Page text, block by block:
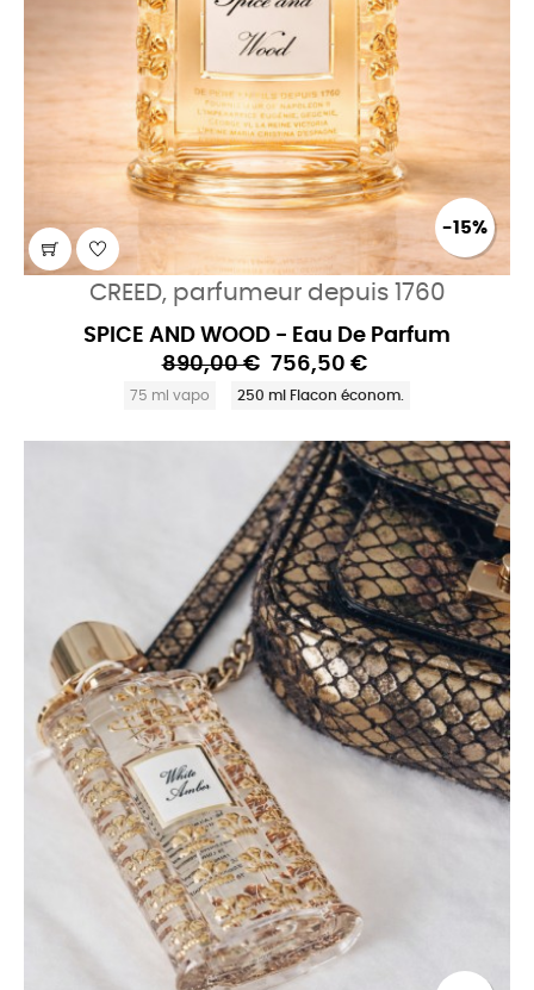
-15%
CREED, parfumeur depuis 1760
SPICE AND WOOD - Eau De Parfum
890,00 € 756,50 €
75 ml vapo 250 ml Flacon économ.